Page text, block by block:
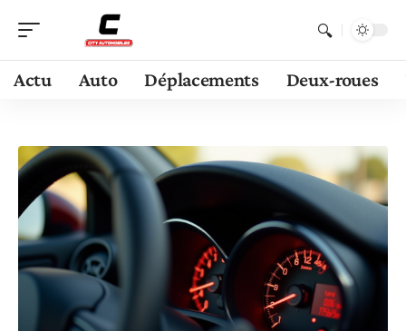
Actu Auto Déplacements Deux-roues